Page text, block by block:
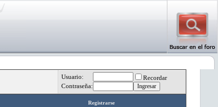
Usuario:
Recordar
Contraseña:
Registrarse